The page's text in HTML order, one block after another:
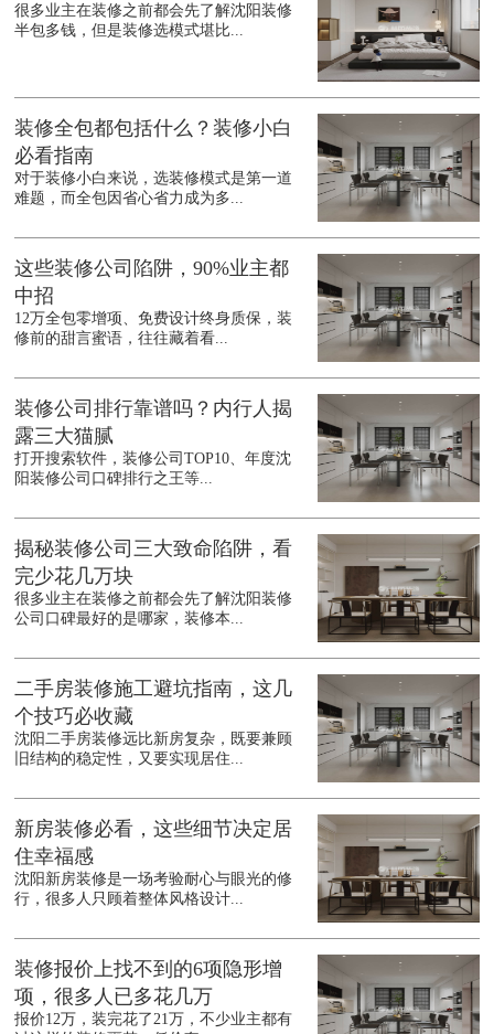
很多业主在装修之前都会先了解沈阳装修
半包多钱，但是装修选模式堪比...
装修全包都包括什么？装修小白
必看指南
对于装修小白来说，选装修模式是第一道
难题，而全包因省心省力成为多...
这些装修公司陷阱，90%业主都
中招
12万全包零增项、免费设计终身质保，装
修前的甜言蜜语，往往藏着看...
装修公司排行靠谱吗？内行人揭
露三大猫腻
打开搜索软件，装修公司TOP10、年度沈
阳装修公司口碑排行之王等...
揭秘装修公司三大致命陷阱，看
完少花几万块
很多业主在装修之前都会先了解沈阳装修
公司口碑最好的是哪家，装修本...
二手房装修施工避坑指南，这几
个技巧必收藏
沈阳二手房装修远比新房复杂，既要兼顾
旧结构的稳定性，又要实现居住...
新房装修必看，这些细节决定居
住幸福感
沈阳新房装修是一场考验耐心与眼光的修
行，很多人只顾着整体风格设计...
装修报价上找不到的6项隐形增
项，很多人已多花几万
报价12万，装完花了21万，不少业主都有